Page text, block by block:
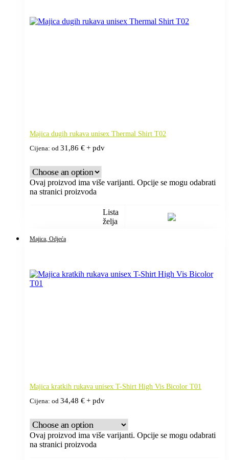
Majica dugih rukava unisex Thermal Shirt T02
Cijena: od 31,86 €+ pdv
Ovaj proizvod ima više varijanti. Opcije se mogu odabrati
na stranici proizvoda
Lista
želja
Majica, Odjeća
Majica kratkih rukava unisex T-Shirt High Vis Bicolor T01
Cijena: od 34,48 €+ pdv
Ovaj proizvod ima više varijanti. Opcije se mogu odabrati
na stranici proizvoda